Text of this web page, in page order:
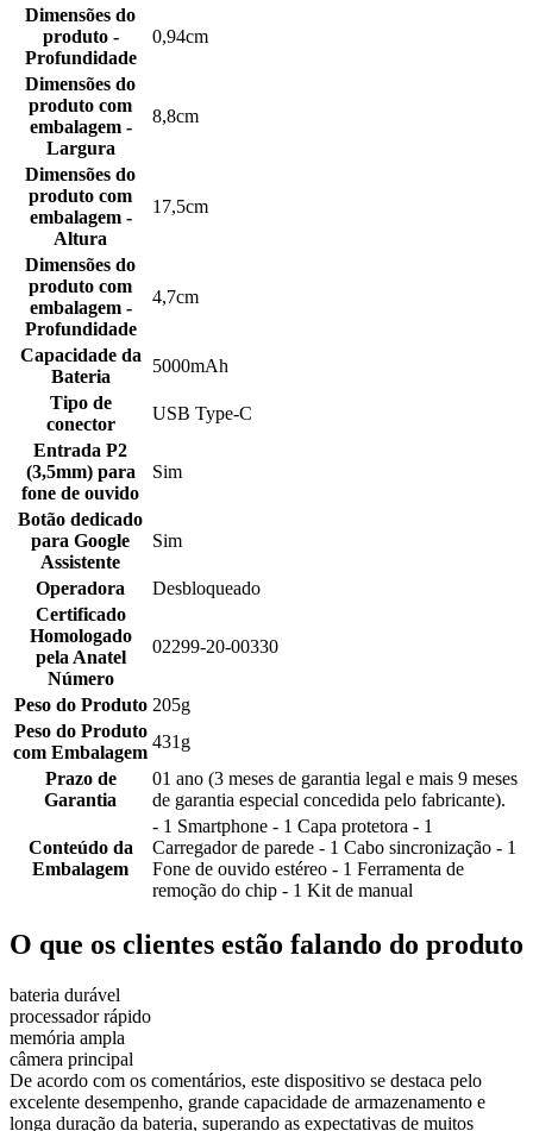
Dimensões do
produto -
Profundidade
0,94cm
Dimensões do
produto com
embalagem -
Largura
8,8cm
Dimensões do
produto com
embalagem -
Altura
17,5cm
Dimensões do
produto com
embalagem -
Profundidade
4,7cm
Capacidade da
Bateria
5000mAh
Tipo de
conector
USB Type-C
Entrada P2
(3,5mm) para
fone de ouvido
Sim
Botão dedicado
para Google
Assistente
Sim
Operadora
Desbloqueado
Certificado
Homologado
pela Anatel
Número
02299-20-00330
Peso do Produto 205g
Peso do Produto
com Embalagem
431g
Prazo de
Garantia
01 ano (3 meses de garantia legal e mais 9 meses
de garantia especial concedida pelo fabricante).
Conteúdo da
Embalagem
- 1 Smartphone - 1 Capa protetora - 1
Carregador de parede - 1 Cabo sincronização - 1
Fone de ouvido estéreo - 1 Ferramenta de
remoção do chip - 1 Kit de manual
O que os clientes estão falando do produto
bateria durável
processador rápido
memória ampla
câmera principal
De acordo com os comentários, este dispositivo se destaca pelo
excelente desempenho, grande capacidade de armazenamento e
longa duração da bateria, superando as expectativas de muitos